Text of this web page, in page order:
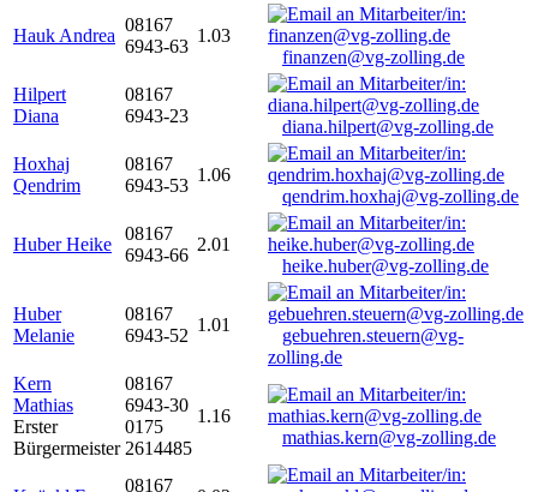
Hauk Andrea
08167
6943-63
1.03
finanzen@vg-zolling.de
Hilpert
Diana
08167
6943-23
diana.hilpert@vg-zolling.de
Hoxhaj
Qendrim
08167
6943-53
1.06
qendrim.hoxhaj@vg-zolling.de
Huber Heike
08167
6943-66
2.01
heike.huber@vg-zolling.de
Huber
Melanie
08167
6943-52
1.01
gebuehren.steuern@vg-
zolling.de
Kern
Mathias
Erster
Bürgermeister
08167
6943-30
0175
2614485
1.16
mathias.kern@vg-zolling.de
08167